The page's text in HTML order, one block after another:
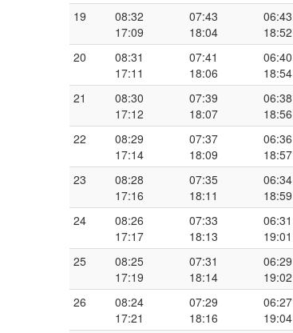
19
08:32
17:09
07:43
18:04
06:43
18:52
20
08:31
17:11
07:41
18:06
06:40
18:54
21
08:30
17:12
07:39
18:07
06:38
18:56
22
08:29
17:14
07:37
18:09
06:36
18:57
23
08:28
17:16
07:35
18:11
06:34
18:59
24
08:26
17:17
07:33
18:13
06:31
19:01
25
08:25
17:19
07:31
18:14
06:29
19:02
26
08:24
17:21
07:29
18:16
06:27
19:04